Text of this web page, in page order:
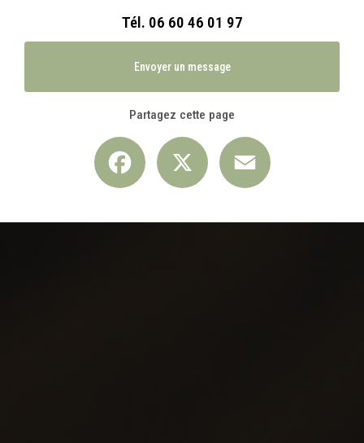
Tél. 06 60 46 01 97
Envoyer un message
Partagez cette page
Facebook